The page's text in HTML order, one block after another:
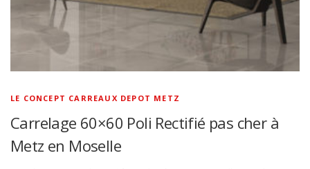
LE CONCEPT CARREAUX DEPOT METZ
Carrelage 60×60 Poli Rectifié pas cher à
Metz en Moselle